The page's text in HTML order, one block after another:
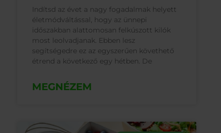
Indítsd az évet a nagy fogadalmak helyett
életmódváltással, hogy az ünnepi
időszakban alattomosan felkúszott kilók
most leolvadjanak. Ebben lesz
segítségedre ez az egyszerűen követhető
étrend a következő egy hétben. De
MEGNÉZEM